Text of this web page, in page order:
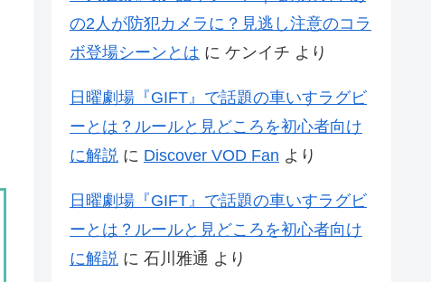
の2人が防犯カメラに？見逃し注意のコラ
ボ登場シーンとは に ケンイチ より
日曜劇場『GIFT』で話題の車いすラグビ
ーとは？ルールと見どころを初心者向け
に解説 に Discover VOD Fan より
日曜劇場『GIFT』で話題の車いすラグビ
ーとは？ルールと見どころを初心者向け
に解説 に 石川雅通 より